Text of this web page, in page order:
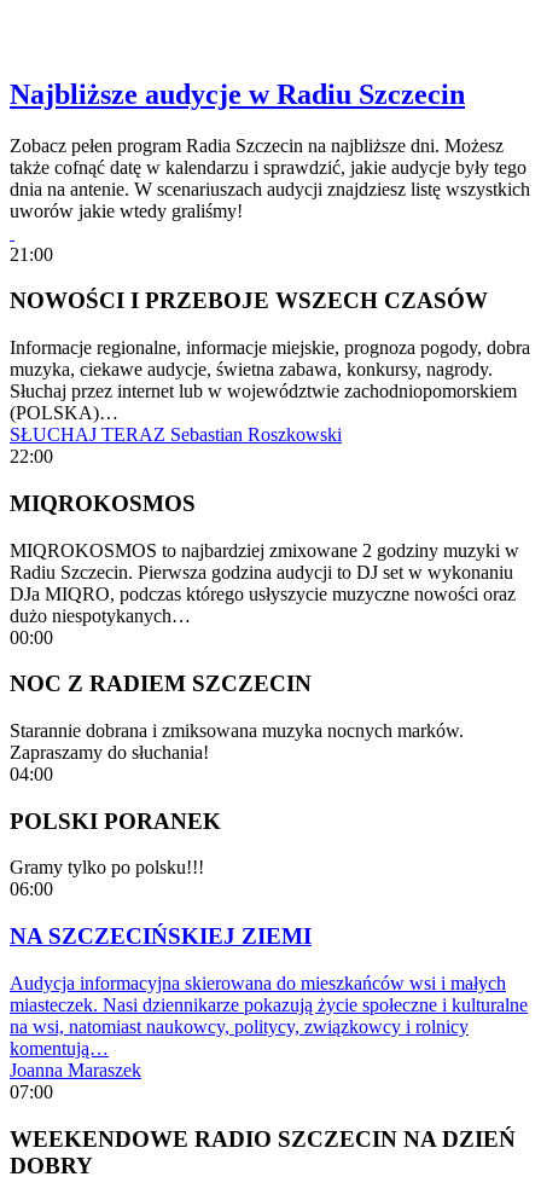
Najbliższe audycje w Radiu Szczecin
Zobacz pełen program Radia Szczecin na najbliższe dni. Możesz
także cofnąć datę w kalendarzu i sprawdzić, jakie audycje były tego
dnia na antenie. W scenariuszach audycji znajdziesz listę wszystkich
uworów jakie wtedy graliśmy!
21:00
NOWOŚCI I PRZEBOJE WSZECH CZASÓW
Informacje regionalne, informacje miejskie, prognoza pogody, dobra
muzyka, ciekawe audycje, świetna zabawa, konkursy, nagrody.
Słuchaj przez internet lub w województwie zachodniopomorskiem
(POLSKA)…
SŁUCHAJ TERAZ Sebastian Roszkowski
22:00
MIQROKOSMOS
MIQROKOSMOS to najbardziej zmixowane 2 godziny muzyki w
Radiu Szczecin. Pierwsza godzina audycji to DJ set w wykonaniu
DJa MIQRO, podczas którego usłyszycie muzyczne nowości oraz
dużo niespotykanych…
00:00
NOC Z RADIEM SZCZECIN
Starannie dobrana i zmiksowana muzyka nocnych marków.
Zapraszamy do słuchania!
04:00
POLSKI PORANEK
Gramy tylko po polsku!!!
06:00
NA SZCZECIŃSKIEJ ZIEMI
Audycja informacyjna skierowana do mieszkańców wsi i małych
miasteczek. Nasi dziennikarze pokazują życie społeczne i kulturalne
na wsi, natomiast naukowcy, politycy, związkowcy i rolnicy
komentują…
Joanna Maraszek
07:00
WEEKENDOWE RADIO SZCZECIN NA DZIEŃ
DOBRY